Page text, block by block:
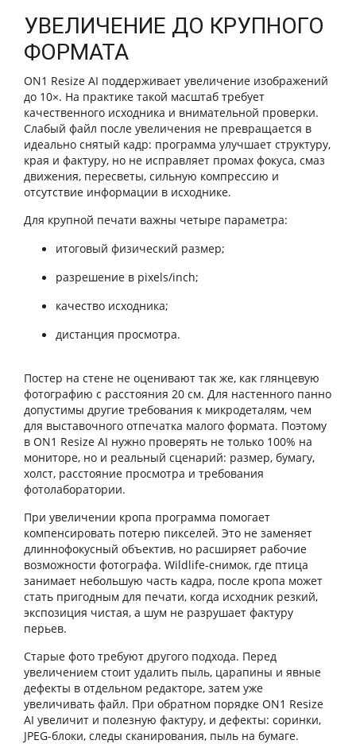
УВЕЛИЧЕНИЕ ДО КРУПНОГО
ФОРМАТА
ON1 Resize AI поддерживает увеличение изображений
до 10×. На практике такой масштаб требует
качественного исходника и внимательной проверки.
Слабый файл после увеличения не превращается в
идеально снятый кадр: программа улучшает структуру,
края и фактуру, но не исправляет промах фокуса, смаз
движения, пересветы, сильную компрессию и
отсутствие информации в исходнике.
Для крупной печати важны четыре параметра:
итоговый физический размер;
разрешение в pixels/inch;
качество исходника;
дистанция просмотра.
Постер на стене не оценивают так же, как глянцевую
фотографию с расстояния 20 см. Для настенного панно
допустимы другие требования к микродеталям, чем
для выставочного отпечатка малого формата. Поэтому
в ON1 Resize AI нужно проверять не только 100% на
мониторе, но и реальный сценарий: размер, бумагу,
холст, расстояние просмотра и требования
фотолаборатории.
При увеличении кропа программа помогает
компенсировать потерю пикселей. Это не заменяет
длиннофокусный объектив, но расширяет рабочие
возможности фотографа. Wildlife-снимок, где птица
занимает небольшую часть кадра, после кропа может
стать пригодным для печати, когда исходник резкий,
экспозиция чистая, а шум не разрушает фактуру
перьев.
Старые фото требуют другого подхода. Перед
увеличением стоит удалить пыль, царапины и явные
дефекты в отдельном редакторе, затем уже
увеличивать файл. При обратном порядке ON1 Resize
AI увеличит и полезную фактуру, и дефекты: соринки,
JPEG-блоки, следы сканирования, пыль на бумаге.